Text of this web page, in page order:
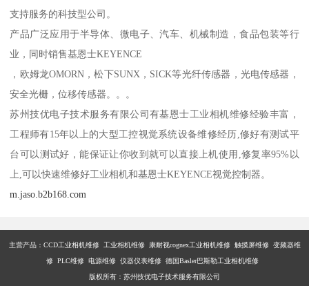
支持服务的科技型公司。
产品广泛应用于半导体、微电子、汽车、机械制造，食品包装等行
业，同时销售基恩士KEYENCE
，欧姆龙OMORN，松下SUNX，SICK等光纤传感器，光电传感器，
安全光栅，位移传感器。。。
苏州技优电子技术服务有限公司有基恩士工业相机维修经验丰富，
工程师有15年以上的大型工控视觉系统设备维修经历,修好有测试平
台可以测试好，能保证让你收到就可以直接上机使用,修复率95%以
上,可以快速维修好工业相机和基恩士KEYENCE视觉控制器。
m.jaso.b2b168.com
主营产品： CCD工业相机维修 工业相机维修 康耐视cognex工业相机维修 触摸屏维修 变频器维
修 PLC维修 电源维修 仪器仪表维修 德国Basler巴斯勒工业相机维修
版权所有：苏州技优电子技术服务有限公司